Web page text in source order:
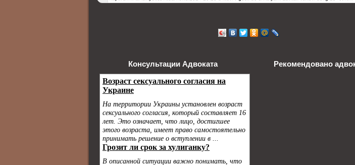
Консультации Адвоката Рекомендовано